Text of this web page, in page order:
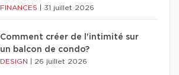
FINANCES 31 juillet 2026
Comment créer de l'intimité sur
un balcon de condo?
DESIGN 26 juillet 2026